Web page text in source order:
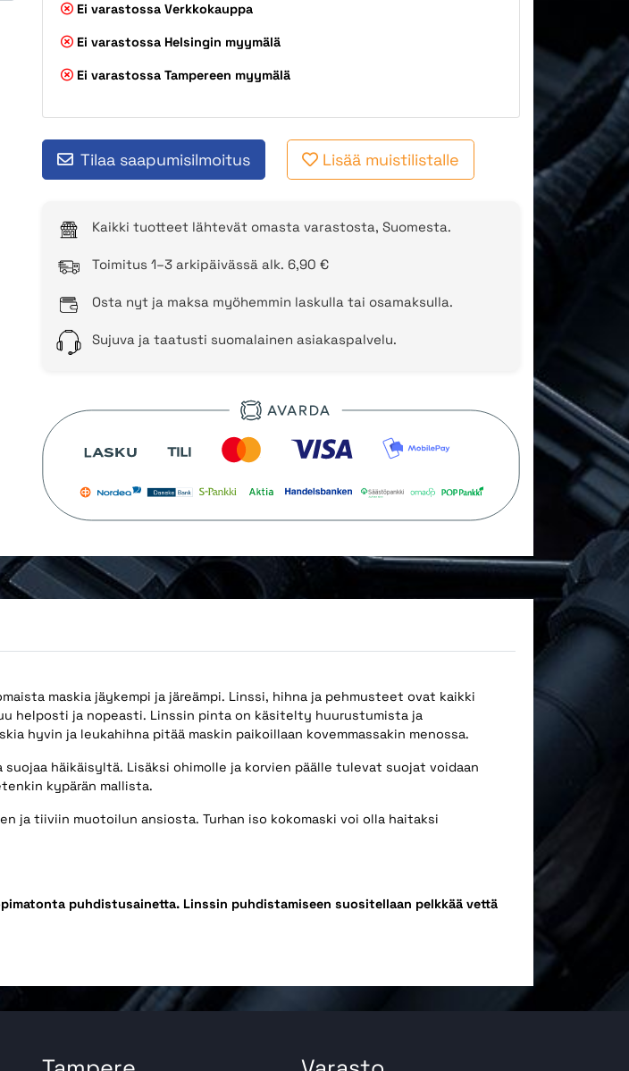
Ei varastossa Verkkokauppa
Ei varastossa Helsingin myymälä
Ei varastossa Tampereen myymälä
Tilaa saapumisilmoitus Lisää muistilistalle
Kaikki tuotteet lähtevät omasta varastosta, Suomesta.
Toimitus 1–3 arkipäivässä alk. 6,90 €
Osta nyt ja maksa myöhemmin laskulla tai osamaksulla.
Sujuva ja taatusti suomalainen asiakaspalvelu.
maskia jäykempi ja järeämpi. Linssi, hihna ja pehmusteet ovat kaikki
helposti ja nopeasti. Linssin pinta on käsitelty huurustumista ja
hyvin ja leukahihna pitää maskin paikoillaan kovemmassakin menossa.
häikäisyltä. Lisäksi ohimolle ja korvien päälle tulevat suojat voidaan
kypärän mallista.
ja tiiviin muotoilun ansiosta. Turhan iso kokomaski voi olla haitaksi
puhdistusainetta. Linssin puhdistamiseen suositellaan pelkkää vettä